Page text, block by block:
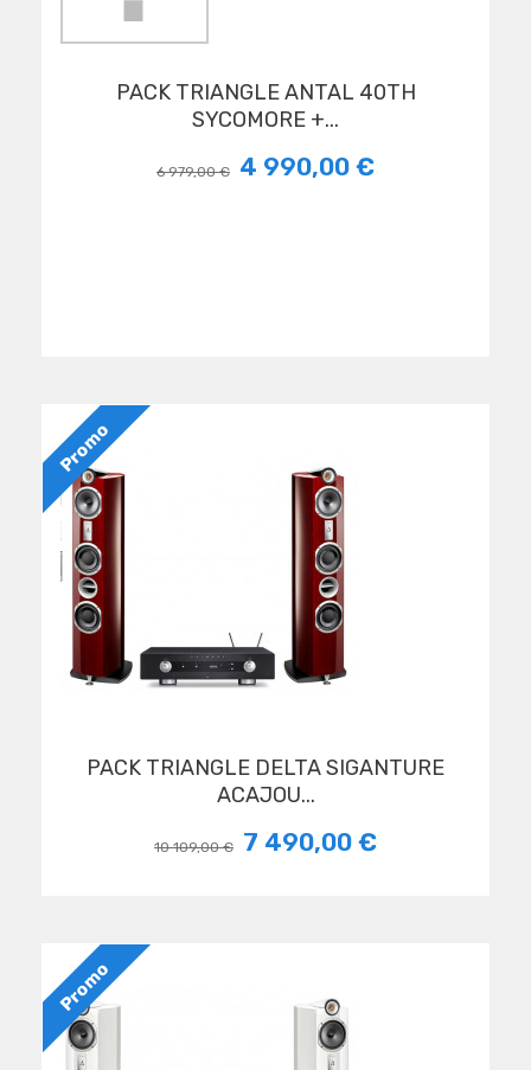
PACK TRIANGLE ANTAL 40TH
SYCOMORE +...
6 979,00 € 4 990,00 €
Promo
PACK TRIANGLE DELTA SIGANTURE
ACAJOU...
10 109,00 € 7 490,00 €
Promo